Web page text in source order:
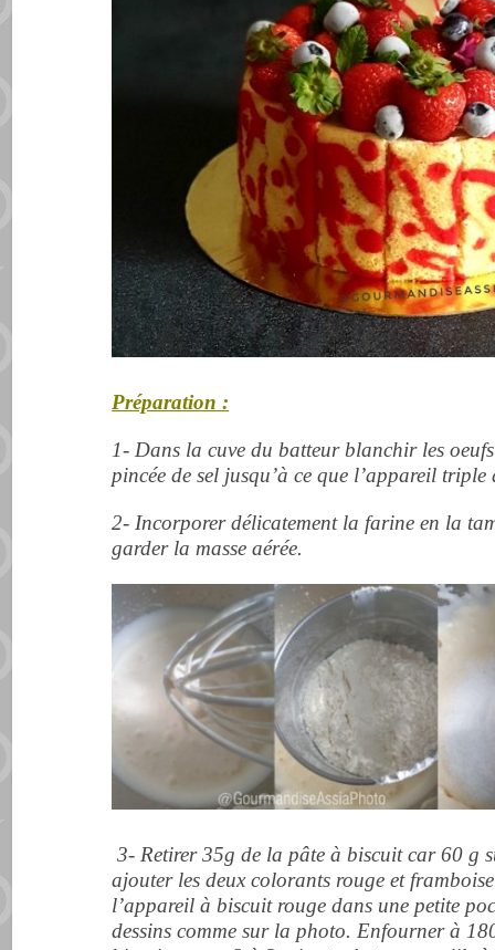
Préparation :
1- Dans la cuve du batteur blanchir les
pincée de sel jusqu’à ce que l’appareil triple
2- Incorporer délicatement la farine en la
garder la masse aérée.
3- Retirer 35g de la pâte à biscuit car 60 g
ajouter les deux colorants rouge et
l’appareil à biscuit rouge dans une petite
dessins comme sur la photo. Enfourner à